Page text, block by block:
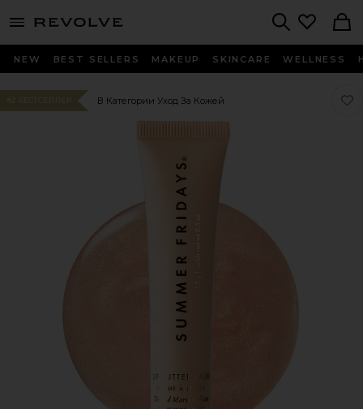
menu - shows more content
NEW BEST SELLERS MAKEUP SKINCARE WELLNESS
#2 БЕСТСЕЛЛЕР В Категории Уход За Кожей